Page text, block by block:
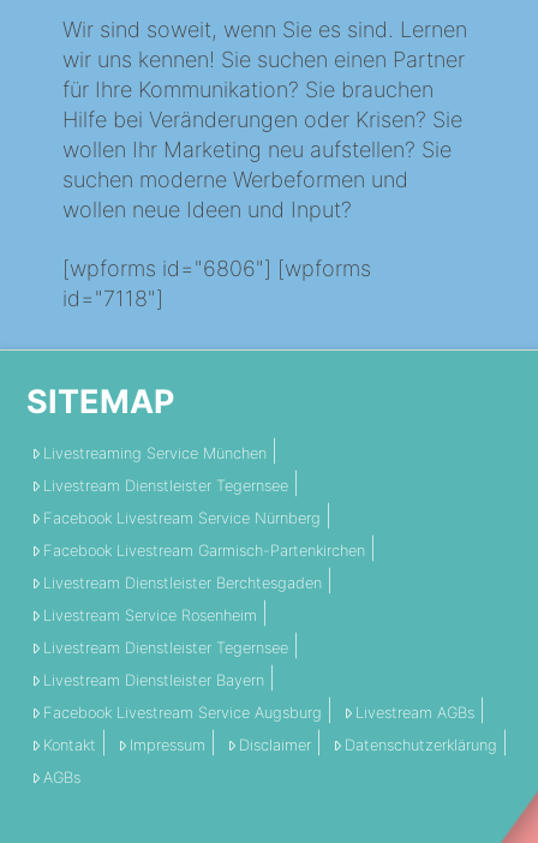
Wir sind soweit, wenn Sie es sind. Lernen
wir uns kennen! Sie suchen einen Partner
für Ihre Kommunikation? Sie brauchen
Hilfe bei Veränderungen oder Krisen? Sie
wollen Ihr Marketing neu aufstellen? Sie
suchen moderne Werbeformen und
wollen neue Ideen und Input?
[wpforms id="6806"] [wpforms
id="7118"]
SITEMAP
Livestreaming Service München
Livestream Dienstleister Tegernsee
Facebook Livestream Service Nürnberg
Facebook Livestream Garmisch-Partenkirchen
Livestream Dienstleister Berchtesgaden
Livestream Service Rosenheim
Livestream Dienstleister Tegernsee
Livestream Dienstleister Bayern
Facebook Livestream Service Augsburg
Livestream AGBs
Kontakt
Impressum Disclaimer
Datenschutzerklärung
AGBs